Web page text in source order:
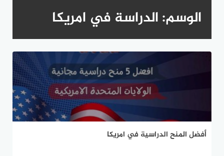
الوسم:الدراسة في امريكا
أفضل المنح الدراسية في امريكا